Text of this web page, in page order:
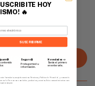
Agregar al carrito
HOY
🔥
SUSCRIBIRME
🚫
contenido
Seguro 🔒
Protegemos tu
información.
Novedades 📣
Serás el primero
en enterarte.
este formulario, aceptás nuestros Términos y Política de Privacidad, y consentís
de Fierros con novedades, productos y eventos. Este consentimiento no es
para comprar.